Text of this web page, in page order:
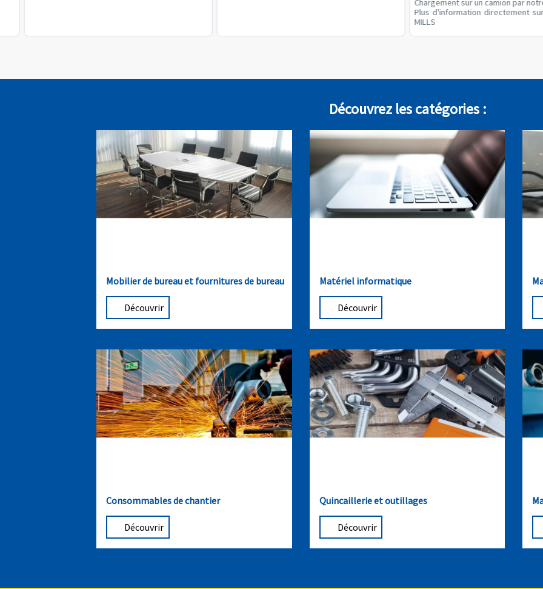
Chargement sur un camion par
Plus d'information directement
MILLS
Découvrez les catégories :
Mobilier de bureau et fournitures de bureau
Découvrir
Matériel informatique
Découvrir
Consommables de chantier
Découvrir
Quincaillerie et outillages
Découvrir